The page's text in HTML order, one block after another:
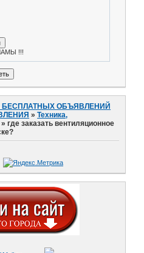
!!!
ОБЪЯВЛЕНИЙ
»Техника,
»где заказать вентиляционное